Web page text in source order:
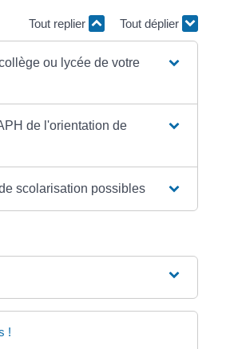
Tout replier Tout déplier
ou lycée de votre
de l'orientation de
scolarisation possibles
!